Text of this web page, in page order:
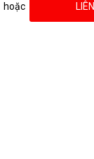
hoặc